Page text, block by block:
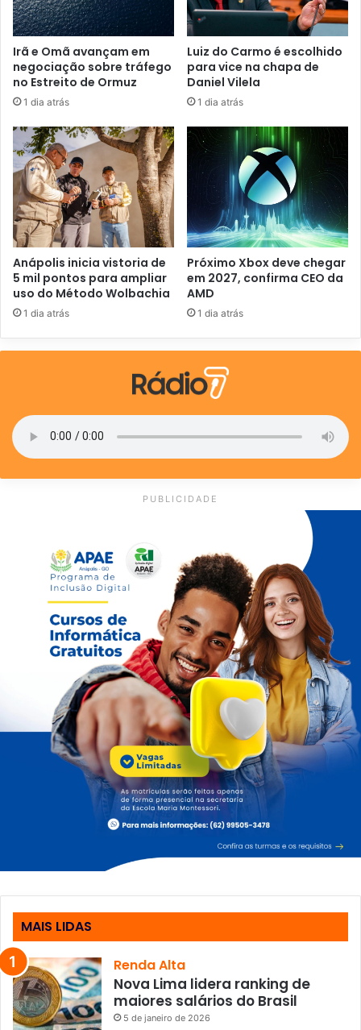
e
ç
o
d
e
e
a
i
l
Irã e Omã avançam em
negociação sobre tráfego
no Estreito de Ormuz
1 dia atrás
Luiz do Carmo é escolhido
para vice na chapa de
Daniel Vilela
1 dia atrás
Anápolis inicia vistoria de
5 mil pontos para ampliar
uso do Método Wolbachia
1 dia atrás
Próximo Xbox deve chegar
em 2027, confirma CEO da
AMD
1 dia atrás
PUBLICIDADE
MAIS LIDAS
Renda Alta
Nova Lima lidera ranking de
maiores salários do Brasil
5 de janeiro de 2026